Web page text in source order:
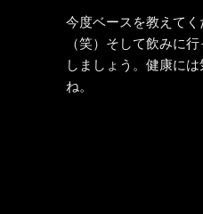
今度ベースを教えて
（笑）そして飲みに
しましょう。健康に
ね。